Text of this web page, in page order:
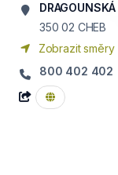
350 02 CHEB
Zobrazit směry
800 402 402